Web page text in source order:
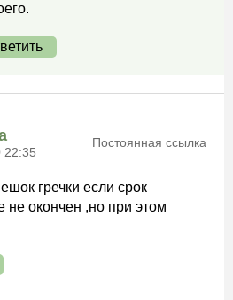
22:35
Постоянная ссылка
гречки если срок
не окончен ,но при этом